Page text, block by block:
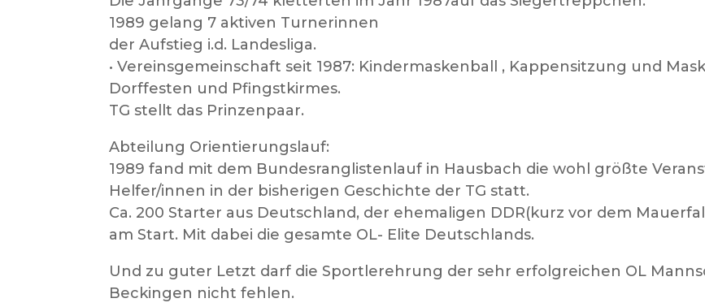
1989 gelang 7 aktiven Turnerinnen
der Aufstieg i.d. Landesliga.
• Vereinsgemeinschaft seit 1987: Kindermaskenball , Kappensitzung und
Dorffesten und Pfingstkirmes.
TG stellt das Prinzenpaar.
Abteilung Orientierungslauf:
1989 fand mit dem Bundesranglistenlauf in Hausbach die wohl größte
Helfer/innen in der bisherigen Geschichte der TG statt.
Ca. 200 Starter aus Deutschland, der ehemaligen DDR(kurz vor dem
am Start. Mit dabei die gesamte OL- Elite Deutschlands.
Und zu guter Letzt darf die Sportlerehrung der sehr erfolgreichen OL
Beckingen nicht fehlen.